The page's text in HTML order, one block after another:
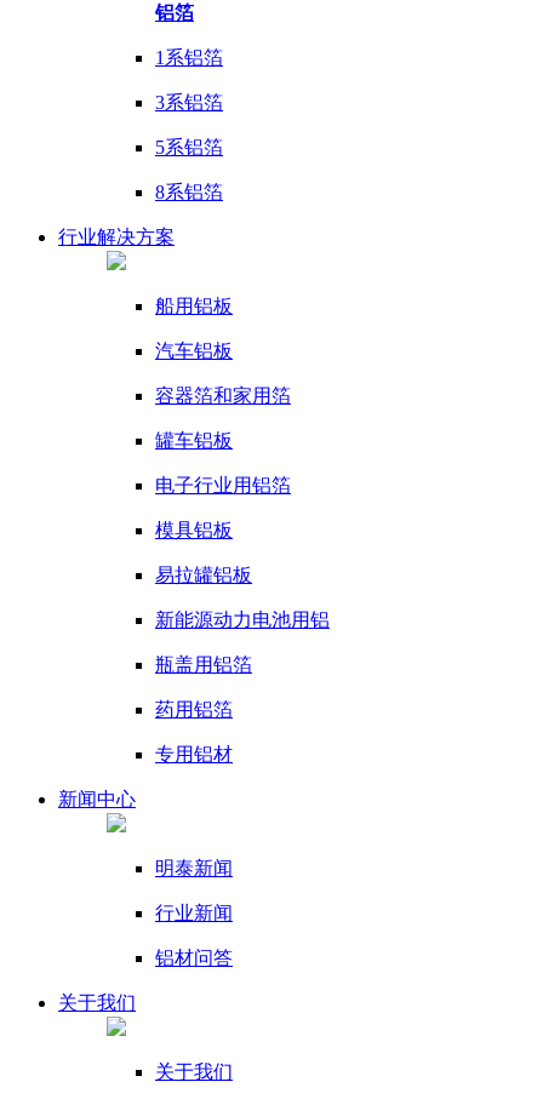
铝箔
1系铝箔
3系铝箔
5系铝箔
8系铝箔
行业解决方案
船用铝板
汽车铝板
容器箔和家用箔
罐车铝板
电子行业用铝箔
模具铝板
易拉罐铝板
新能源动力电池用铝
瓶盖用铝箔
药用铝箔
专用铝材
新闻中心
明泰新闻
行业新闻
铝材问答
关于我们
关于我们